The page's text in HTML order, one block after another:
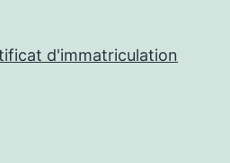
d'immatriculation